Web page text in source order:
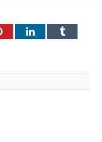
PinterestLinkedInTumblr